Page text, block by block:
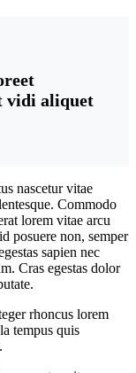
vidi aliquet
nascetur vitae
Commodo
lorem vitae arcu
posuere non, semper
sapien nec
Cras egestas dolor
rhoncus lorem
tempus quis